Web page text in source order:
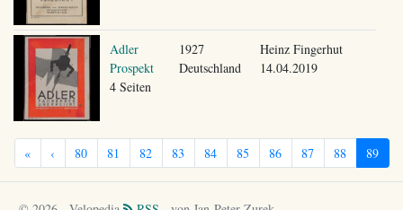
Adler
Prospekt
4 Seiten
1927
Deutschland
Heinz Fingerhut
14.04.2019
« ‹ 80 81 82 83 84 85 86 87 88 89